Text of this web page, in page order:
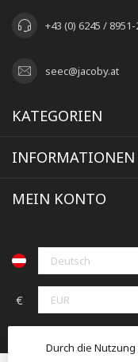
+43 (0) 6245 / 8951-
seec@jacoby.at
KATEGORIEN
INFORMATIONEN
MEIN KONTO
€
Durch die